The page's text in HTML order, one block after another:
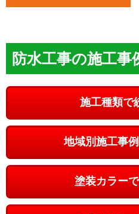
防水工事の施工事
施工種類で
地域別施工事
塗装カラー